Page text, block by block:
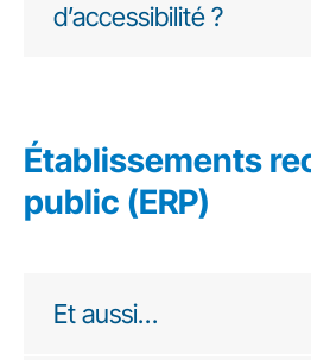
d’accessibilité ?
Établissements
public (ERP)
Et aussi…